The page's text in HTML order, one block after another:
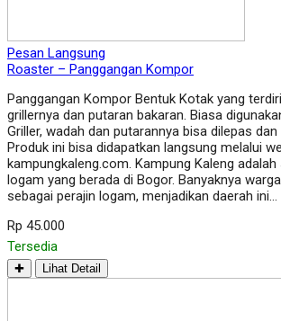
Pesan Langsung
Roaster – Panggangan Kompor
Panggangan Kompor Bentuk Kotak yang
grillernya dan putaran bakaran. Biasa
Griller, wadah dan putarannya bisa dilepas dan
Produk ini bisa didapatkan langsung melalui
kampungkaleng.com. Kampung Kaleng
logam yang berada di Bogor. Banyaknya
sebagai perajin logam, menjadikan daerah ini…
Rp 45.000
Tersedia
✚ Lihat Detail